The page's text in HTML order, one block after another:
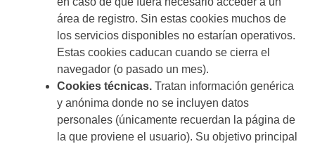
área de registro. Sin estas cookies muchos de
los servicios disponibles no estarían operativos.
Estas cookies caducan cuando se cierra el
navegador (o pasado un mes).
Cookies técnicas. Tratan información genérica
y anónima donde no se incluyen datos
personales (únicamente recuerdan la página de
la que proviene el usuario). Su objetivo principal